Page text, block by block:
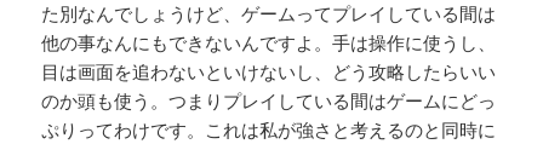
た別なんでしょうけど、ゲームってプレイしている間は
他の事なんにもできないんですよ。手は操作に使うし、
目は画面を追わないといけないし、どう攻略したらいい
のか頭も使う。つまりプレイしている間はゲームにどっ
ぷりってわけです。これは私が強さと考えるのと同時に